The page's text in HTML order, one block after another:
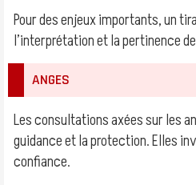
Pour des enjeux importants, un
l’interprétation et la pertinence
ANGES
Les consultations axées sur les
guidance et la protection. Elles
confiance.